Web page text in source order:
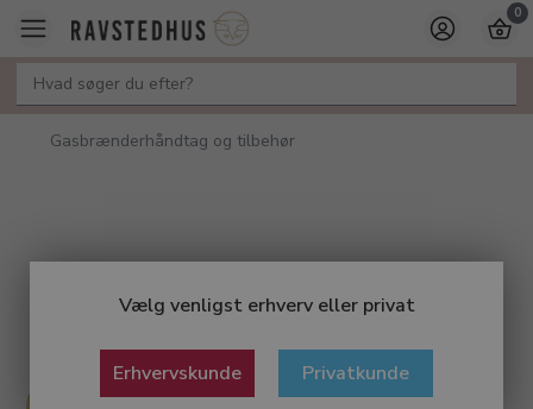
Vælg venligst erhverv eller privat
Erhvervskunde Privatkunde
0
Gasbrænderhåndtag og tilbehør